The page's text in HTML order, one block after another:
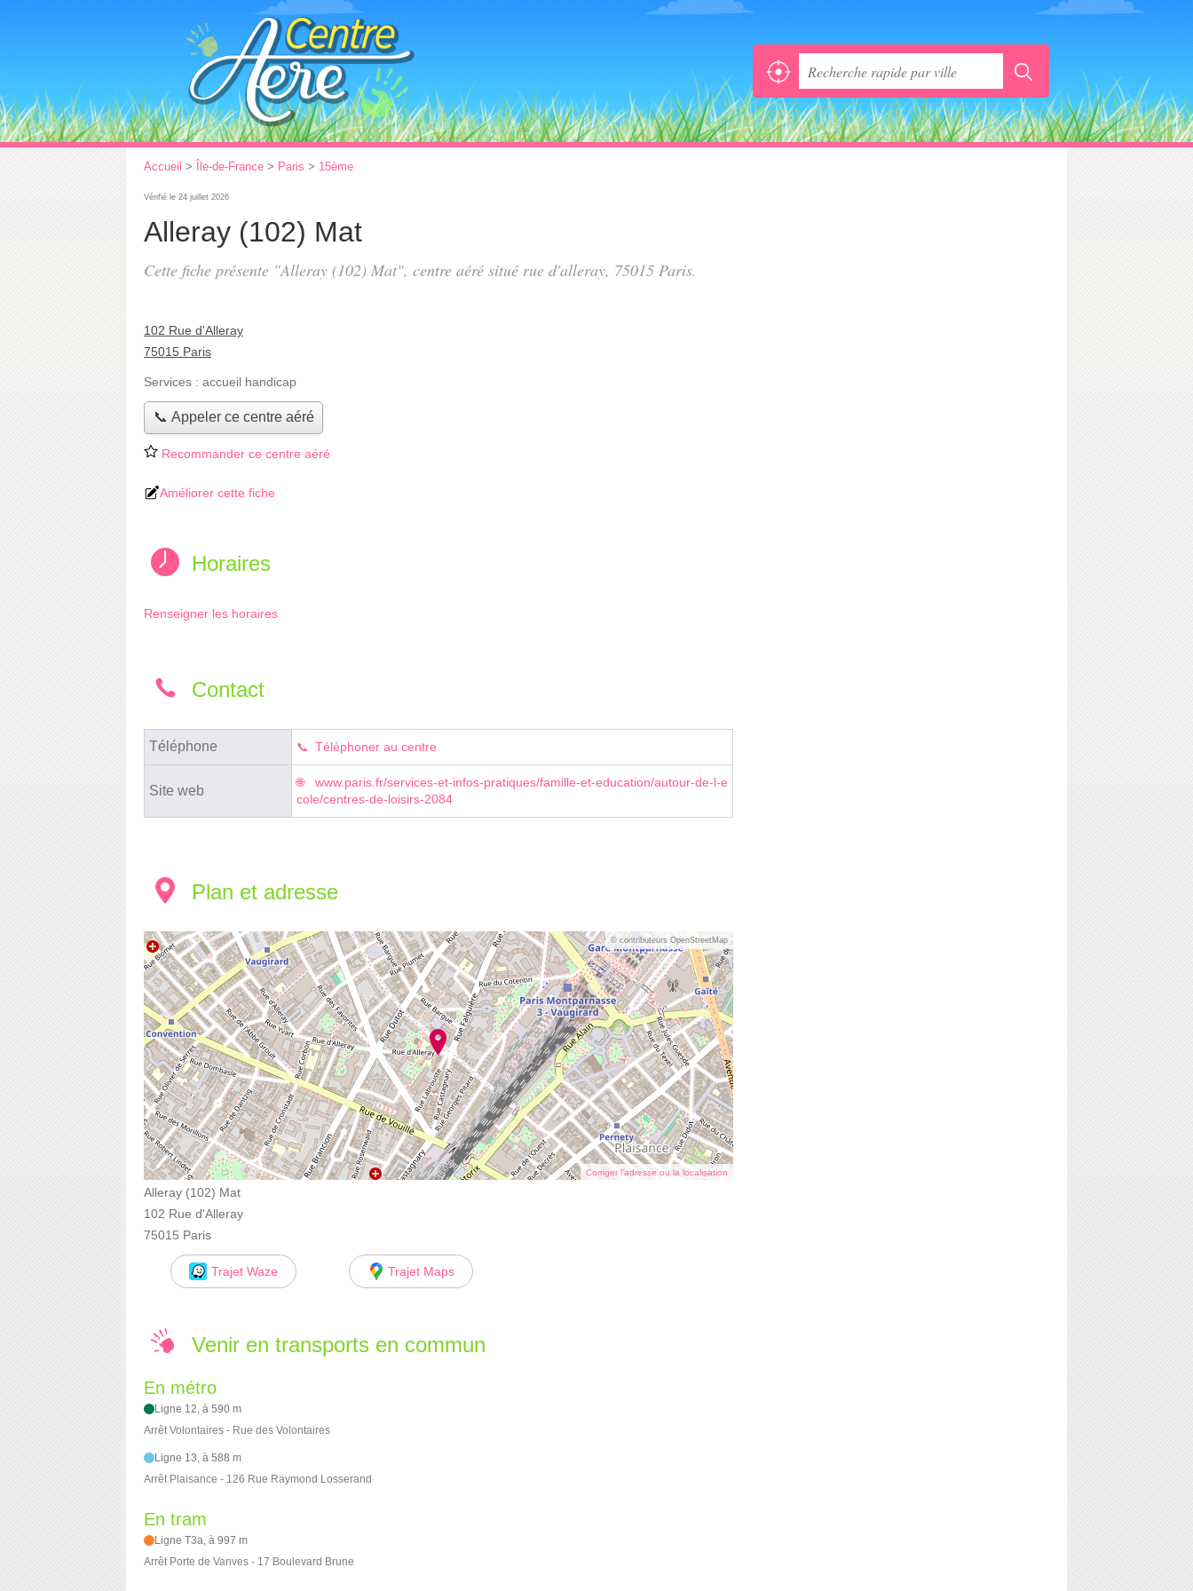
Accueil > Île-de-France > Paris > 15ème
Vérifié le 24 juillet 2026
Alleray (102) Mat
Cette fiche présente "Alleray (102) Mat", centre aéré situé rue d'alleray, 75015 Paris.
102 Rue d'Alleray
75015 Paris
Services : accueil handicap
📞 Appeler ce centre aéré
Recommander ce centre aéré
Améliorer cette fiche
Horaires
Renseigner les horaires
Contact
Téléphone Téléphoner au centre
Site web
www.paris.fr/services-et-infos-pratiques/famille-et-education/autour-de-l-e
cole/centres-de-loisirs-2084
Plan et adresse
© contributeurs OpenStreetMap
Corriger l’adresse ou la localisation
Alleray (102) Mat
102 Rue d'Alleray
75015 Paris
Trajet Waze Trajet Maps
Venir en transports en commun
En métro
Ligne 12, à 590 m
Arrêt Volontaires - Rue des Volontaires
Ligne 13, à 588 m
Arrêt Plaisance - 126 Rue Raymond Losserand
En tram
Ligne T3a, à 997 m
Arrêt Porte de Vanves - 17 Boulevard Brune